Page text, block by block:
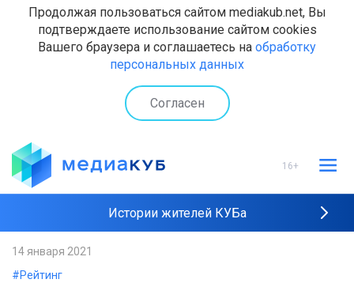
Продолжая пользоваться сайтом mediakub.net, Вы
подтверждаете использование сайтом cookies
Вашего браузера и соглашаетесь на обработку
персональных данных
Согласен
16+
Истории жителей КУБа
14 января 2021
#Рейтинг